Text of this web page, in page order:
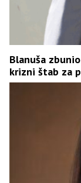
Blanuša
krizni štab za